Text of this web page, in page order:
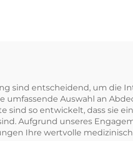
Einmalbetttuch
sind entscheidend, um die
umfassende Auswahl an
sind so entwickelt, dass sie
Aufgrund unseres
Ihre wertvolle